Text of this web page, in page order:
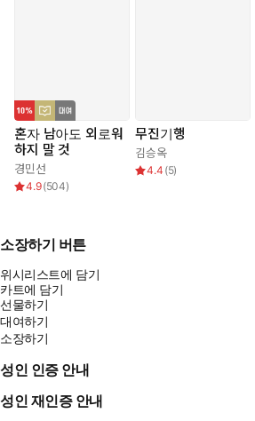
혼자 남아도 외로워
하지 말 것
경민선
4.9(504)
무진기행
김승옥
4.4 (5)
소장하기 버튼
위시리스트에 담기
카트에 담기
선물하기
대여하기
소장하기
성인 인증 안내
성인 재인증 안내